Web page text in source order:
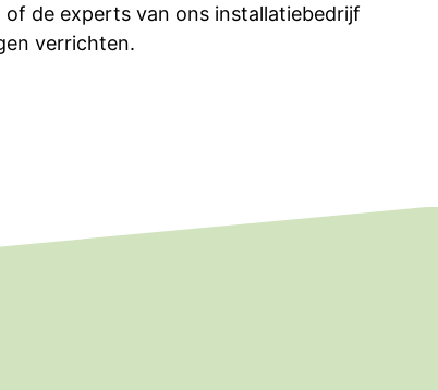
de experts van ons installatiebedrijf
verrichten.